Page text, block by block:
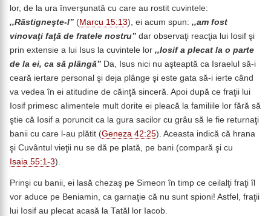
lor, de la ura înverşunată cu care au rostit cuvintele:
,,Răstigneşte-l” (Marcu 15:13), ei acum spun: ,,am fost
vinovaţi faţă de fratele nostru” dar observaţi reacţia lui Iosif şi
prin extensie a lui Isus la cuvintele lor ,,Iosif a plecat la o parte
de la ei, ca să plângă” Da, Isus nici nu aşteaptă ca Israelul să-i
ceară iertare personal şi deja plânge şi este gata să-i ierte când
va vedea în ei atitudine de căinţă sinceră. Apoi după ce fraţii lui
Iosif primesc alimentele mult dorite ei pleacă la familiile lor fără să
ştie că Iosif a poruncit ca la gura sacilor cu grâu să le fie returnaţi
banii cu care l-au plătit (Geneza 42:25). Aceasta indică că hrana
şi Cuvântul vieţii nu se dă pe plată, pe bani (compară şi cu
Isaia 55:1-3).
Prinşi cu banii, ei lasă chezaş pe Simeon în timp ce ceilalţi fraţi îl
vor aduce pe Beniamin, ca garnaţie că nu sunt spioni! Astfel, fraţii
lui Iosif au plecat acasă la Tatăl lor Iacob.